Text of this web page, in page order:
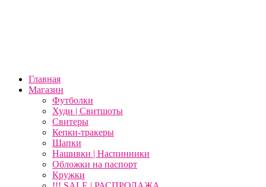
Главная
Магазин
Футболки
Худи | Свитшоты
Свитеры
Кепки-тракеры
Шапки
Нашивки | Наспинники
Обложки на паспорт
Кружки